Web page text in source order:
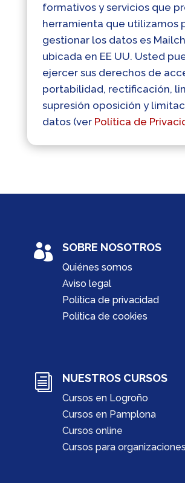
formativos y servicios que
herramienta que utilizamos
gestionar los datos es
ubicada en EE UU. Usted
ejercer sus derechos de
portabilidad, rectificación,
supresión oposición y
datos (ver Política de
 SOBRE NOSOTROS
Quiénes somos
Aviso legal
Política de privacidad
Política de cookies
i NUESTROS CURSOS
Cursos en Logroño
Cursos en Pamplona
Cursos online
Cursos para organizaciones